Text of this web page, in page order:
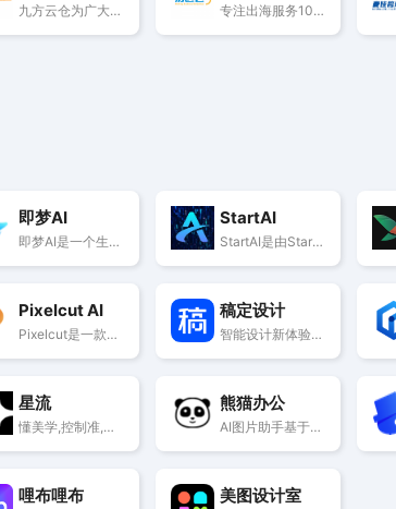
九方云仓为广大卖家提供多样复合的海外仓本地服务，主要服务包括一件代发、FBA暂存转运 、退货换标 、英国XLC超大件派送 专注出海服务10年+，管理着业内最大的海外仓网络，提供头程、海外仓、尾程等一站式服务
即梦AI
即梦AI是一个生成式人工智能创作平台，基于“让灵感即刻成片”的使命，即梦AI将会为众多设计师及艺术爱好者提供得心应手的创作工具和源源不断的创作灵感。 [3]支持通过自然语言及图片输入，生成高质量的图像及视频。提供智能画布、故事创作模式、以及首尾帧、对口型、运镜控制、速度控制等AI编辑能力，并有海量影像灵感及兴趣社区，一站式提供用户创意灵感、流畅工作流、社区交互等资源，为用户的创作提效。
StartAI
StartAI是由StartAI团队开发的平面设计类Photoshop插件，基于人工智能技术辅助设计师提升图像处理效率。作为国产免费软件，其支持Windows与Mac系统，兼容Photoshop CC2015至最新版本，提供本地/远程绘图引擎双模式及多语言界面支持
Pixelcut AI
Pixelcut是一款使用AI生成背景的工具，可以快速创建美观的产品照片。它提供了多种功能，包括背景去除、魔术橡皮擦、图像放大等。用户可以在虚拟工作室中创建产品照片，无需旅行或摄影师。此外，Pixelcut还提供了成千上万个精心设计的模板，帮助用户将人们转化为顾客。用户还可以与团队合作创建内容，并与整个团队共享项目和模板。无论是珠宝创业者还是汽车经销商，Pixelcut都可以满足他们的需求。通过Pixelcut，用户可以进入摄影的全新世界，只需几次点击即可捕捉令人惊叹的照片，释放创造力。
稿定设计
智能设计新体验！AI一键生成海报、插画、LOGO等，支持多种风格定制，操作简单高效，让创意设计更轻松。零基础也能快速上手，打造专业级视觉作品。
星流
懂美学,控制准,尽享无边画布。立即体验新一代AI创作工具
熊猫办公
AI图片助手基于最新AI技术提供免费在线图片生成以及绘画创作辅助，支持文生图、图生图功能，可根据设计师要求创作高质量作品
哩布哩布 美图设计室